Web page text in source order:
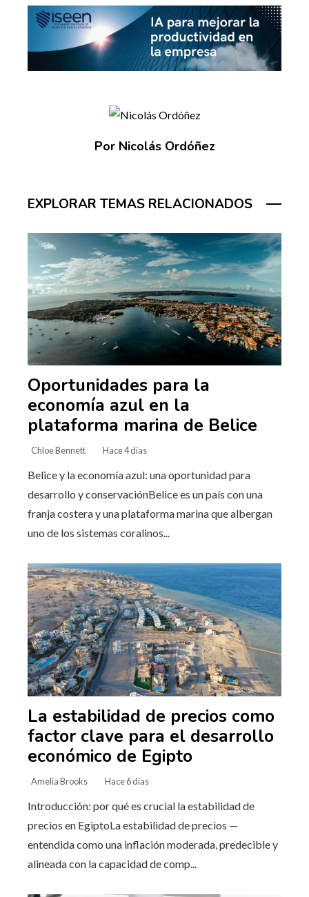
Por Nicolás Ordóñez
EXPLORAR TEMAS RELACIONADOS
Oportunidades para la
economía azul en la
plataforma marina de Belice
Chloe Bennett Hace 4 días
Belice y la economía azul: una oportunidad para
desarrollo y conservaciónBelice es un país con una
franja costera y una plataforma marina que albergan
uno de los sistemas coralinos...
La estabilidad de precios como
factor clave para el desarrollo
económico de Egipto
Amelia Brooks Hace 6 días
Introducción: por qué es crucial la estabilidad de
precios en EgiptoLa estabilidad de precios —
entendida como una inflación moderada, predecible y
alineada con la capacidad de comp...